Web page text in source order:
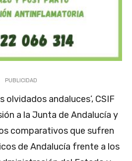
PUBLICIDAD
olvidados andaluces’, CSIF
a la Junta de Andalucía y
comparativos que sufren
de Andalucía frente a los